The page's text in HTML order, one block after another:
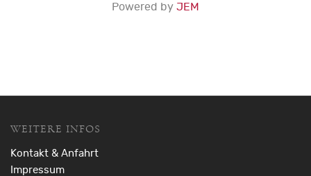
Powered by JEM
WEITERE INFOS
Kontakt & Anfahrt
Impressum